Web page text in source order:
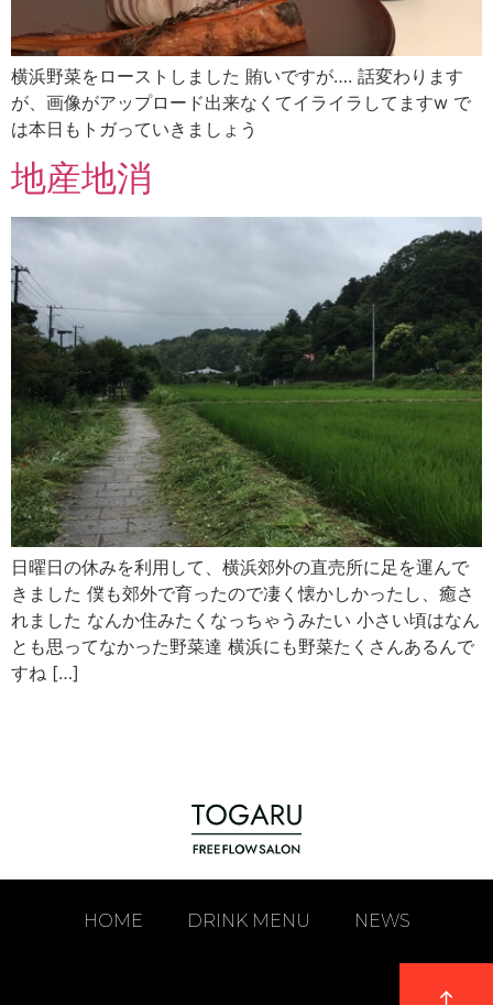
横浜野菜をローストしました 賄いですが…. 話変わります
が、画像がアップロード出来なくてイライラしてますw で
は本日もトガっていきましょう
地産地消
日曜日の休みを利用して、横浜郊外の直売所に足を運んで
きました 僕も郊外で育ったので凄く懐かしかったし、癒さ
れました なんか住みたくなっちゃうみたい 小さい頃はなん
とも思ってなかった野菜達 横浜にも野菜たくさんあるんで
すね […]
HOME DRINK MENU NEWS